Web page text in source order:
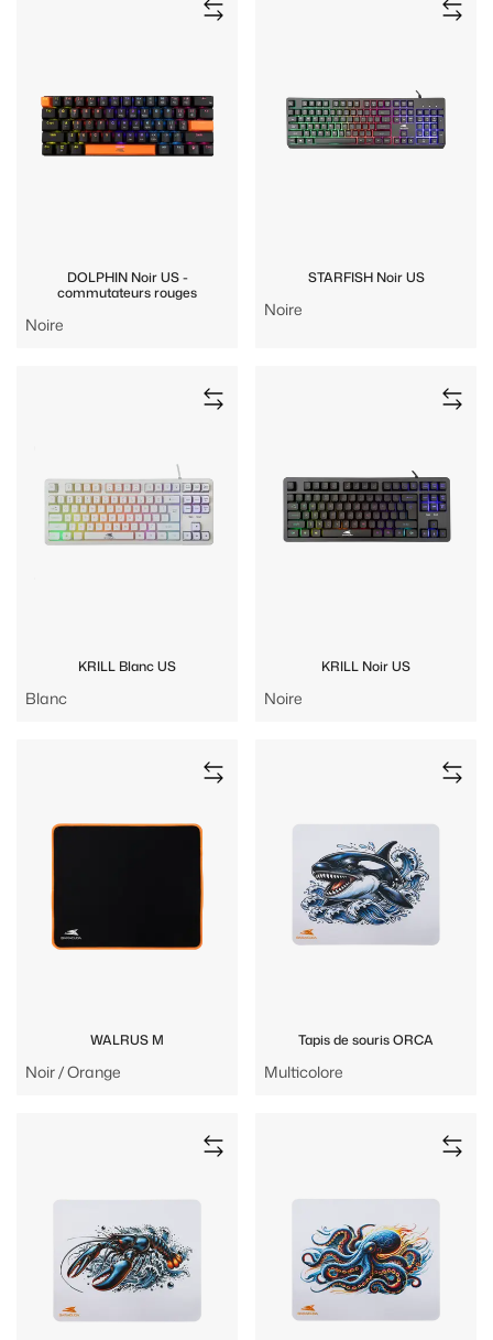
DOLPHIN Noir US -
commutateurs rouges
Noire
STARFISH Noir US
Noire
KRILL Blanc US
Blanc
KRILL Noir US
Noire
WALRUS M
Noir / Orange
Tapis de souris ORCA
Multicolore